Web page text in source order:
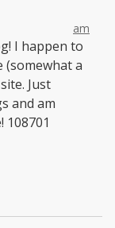
am
I happen to
(somewhat a
Just
and am